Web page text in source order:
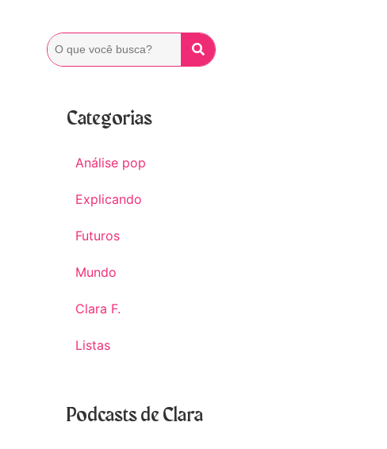
Categorias
Análise pop
Explicando
Futuros
Mundo
Clara F.
Listas
Podcasts de Clara